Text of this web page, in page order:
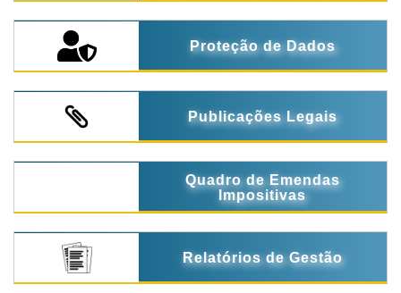
Proteção de Dados
Publicações Legais
Quadro de Emendas
Impositivas
Relatórios de Gestão